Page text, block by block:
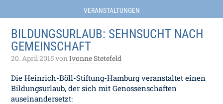
VERANSTALTUNGEN
BILDUNGSURLAUB: SEHNSUCHT NACH
GEMEINSCHAFT
20. April 2015vonIvonne Stetefeld
Die Heinrich-Böll-Stiftung-Hamburg veranstaltet einen
Bildungsurlaub, der sich mit Genossenschaften
auseinandersetzt: